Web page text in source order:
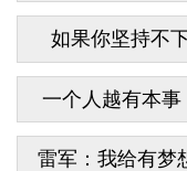
如果你坚持不
一个人越有本
雷军：我给有梦